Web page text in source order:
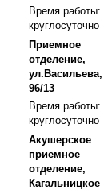
Время работы:
круглосуточно
Приемное
отделение,
ул.Васильева,
96/13
Время работы:
круглосуточно
Акушерское
приемное
отделение,
Кагальницкое